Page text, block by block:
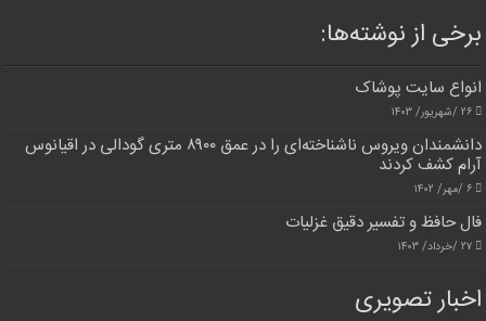
برخی از نوشته‌ها:
انواع سایت پوشاک
۲۶ /شهریور/ ۱۴۰۳
دانشمندان ویروس ناشناخته‌ای را در عمق ۸۹۰۰ متری گودالی در اقیانوس
آرام کشف کردند
۶ /مهر/ ۱۴۰۲
فال حافظ و تفسیر دقیق غزلیات
۲۷ /خرداد/ ۱۴۰۳
اخبار تصویری